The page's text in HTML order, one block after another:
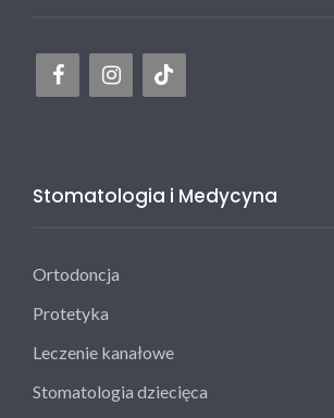
Stomatologia i Medycyna
Ortodoncja
Protetyka
Leczenie kanałowe
Stomatologia dziecięca